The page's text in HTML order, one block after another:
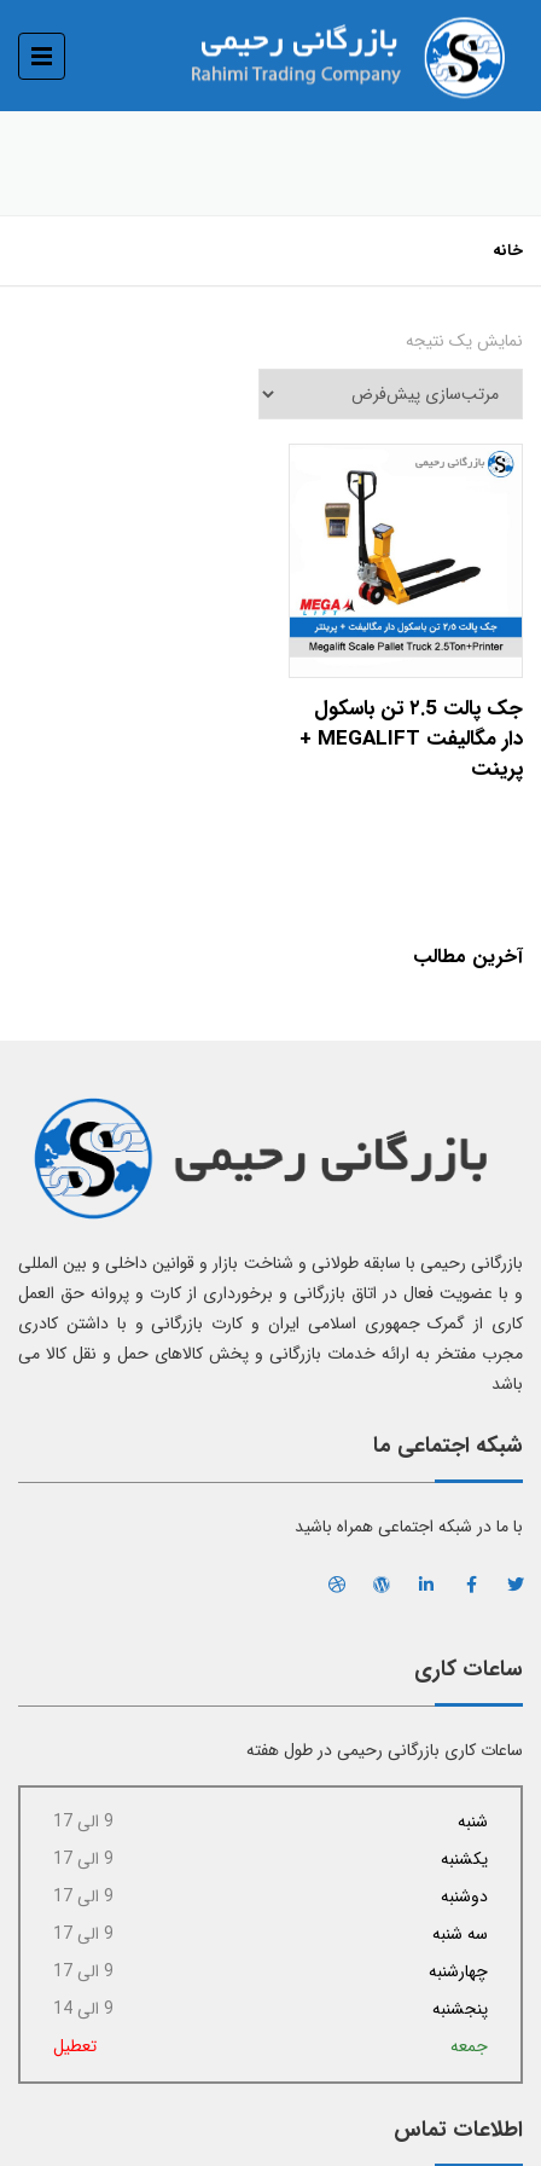
خانه
نمایش یک نتیجه
جک پالت ٢.5 تن باسکول
دار مگالیفت MEGALIFT +
پرینت
آخرین مطالب
بازرگانی رحیمی با سابقه طولانی و شناخت بازار و قوانین داخلی و بین المللی
و با عضویت فعال در اتاق بازرگانی و برخورداری از کارت و پروانه حق العمل
کاری از گمرک جمهوری اسلامی ایران و کارت بازرگانی و با داشتن کادری
مجرب مفتخر به ارائه خدمات بازرگانی و پخش کالاهای حمل و نقل کالا می
باشد
شبکه اجتماعی ما
با ما در شبکه اجتماعی همراه باشید
ساعات کاری
ساعات کاری بازرگانی رحیمی در طول هفته
شنبه
9 الی 17
یکشنبه
9 الی 17
دوشنبه
9 الی 17
سه شنبه
9 الی 17
چهارشنبه
9 الی 17
پنجشنبه
9 الی 14
جمعه
تعطیل
اطلاعات تماس